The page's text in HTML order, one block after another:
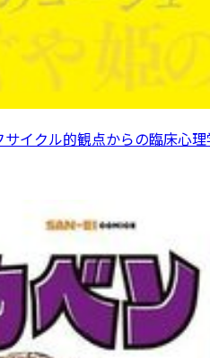
イクル的観点からの臨床心